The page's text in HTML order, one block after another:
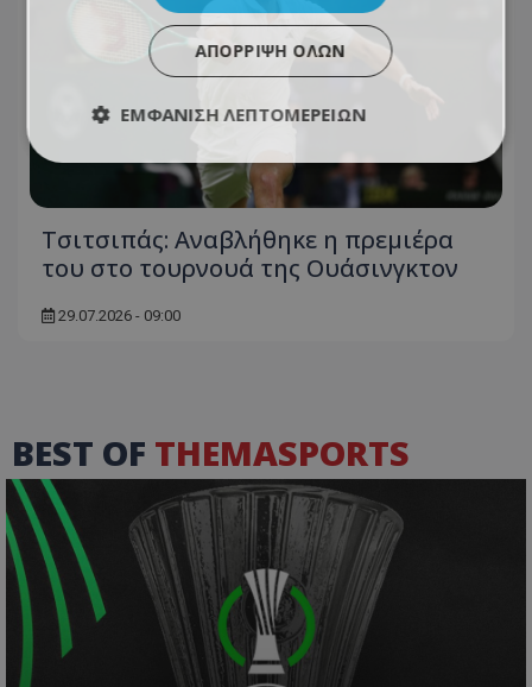
Τσιτσιπάς: Αναβλήθηκε η πρεμιέρα
του στο τουρνουά της Ουάσινγκτον
29.07.2026 - 09:00
BEST OF THEMASPORTS
ΑΠΌΡΡΙΨΗ ΌΛΩΝ
ΕΜΦΆΝΙΣΗ ΛΕΠΤΟΜΕΡΕΙΏΝ